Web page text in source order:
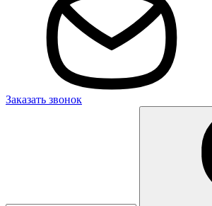
Заказать звонок